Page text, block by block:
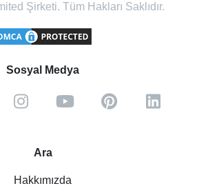
Şirketi. Tüm Hakları Saklıdır.
Sosyal Medya
Ara
Hakkımızda